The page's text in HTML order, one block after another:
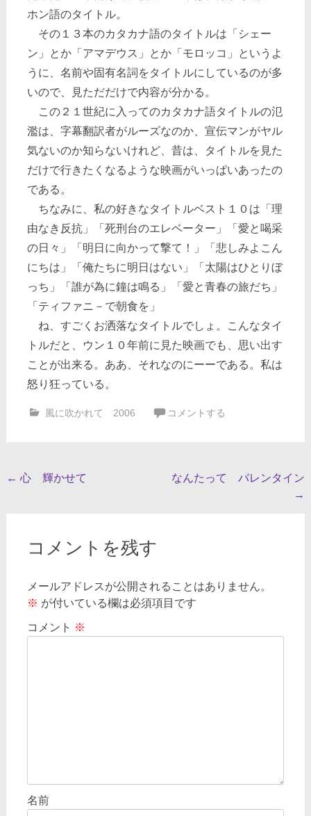
ホン語のタイトル。
その１３本のカタカナ語のタイトルは「シェー
ン」とか「アマデウス」とか「モロッコ」というよ
うに、名前や固有名詞をタイトルにしているのが多
いので、見ただだけで内容が分かる。
この２１世紀に入ってのカタカナ語タイトルの氾
濫は、字幕翻訳者がルーズなのか、宣伝マンがヤル
気ないのか知らないけれど、昔は、タイトルを見た
だけで行きたくなるような映画がいっぱいあったの
である。
ちなみに、私の好きなタイトルベスト１０は「理
由なき反抗」「死刑台のエレベーター」「愛と喝采
の日々」「明日に向かって撃て！」「悲しみよこん
にちは」「俺たちに明日はない」「太陽はひとりぼ
っち」「誰が為に鐘は鳴る」「愛と青春の旅だち」
「ティファニ－で朝食を」
ね、すごくお洒落なタイトルでしょ。こんなタイ
トルだと、ウン１０年前に見た映画でも、思い出す
ことが出来る。ああ、それなのにーーである。私は
怒り狂っている。
風に吹かれて 2006 コメントする
投
← 心 輝かせて
なんたって バレンタイン
→
コメントを残す
メールアドレスが公開されることはありません。
※ が付いている欄は必須項目です
コメント ※
名前